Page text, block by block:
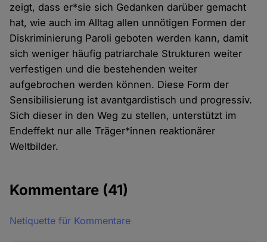
zeigt, dass er*sie sich Gedanken darüber gemacht
hat, wie auch im Alltag allen unnötigen Formen der
Diskriminierung Paroli geboten werden kann, damit
sich weniger häufig patriarchale Strukturen weiter
verfestigen und die bestehenden weiter
aufgebrochen werden können. Diese Form der
Sensibilisierung ist avantgardistisch und progressiv.
Sich dieser in den Weg zu stellen, unterstützt im
Endeffekt nur alle Träger*innen reaktionärer
Weltbilder.
Kommentare (41)
Netiquette für Kommentare